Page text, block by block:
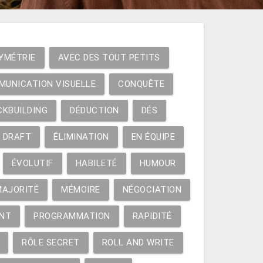
AVEC DES TOUT PETITS
VISUELLE CONQUÊTE
DÉDUCTION DÉS
DRAFT ÉLIMINATION EN ÉQUIPE
ÉVOLUTIF HABILETÉ HUMOUR
MÉMOIRE NÉGOCIATION
PROGRAMMATION RAPIDITÉ
RÔLE SECRET ROLL AND WRITE